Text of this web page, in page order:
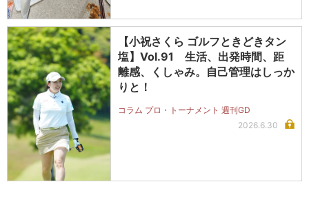
【小祝さくら ゴルフときどきタン
塩】Vol.91 生活、出発時間、距
離感、くしゃみ。自己管理はしっか
りと！
コラム プロ・トーナメント 週刊GD
2026.6.30